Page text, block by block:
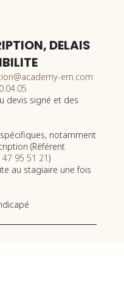
DELAIS
em.com
devis signé et des
notamment
(Référent
47 95 51 21)
au stagiaire une fois